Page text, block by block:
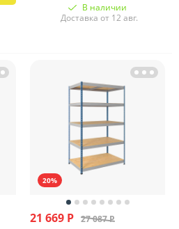
В наличии
Доставка от 12 авг.
20%
21 669 Р 27 087 Р